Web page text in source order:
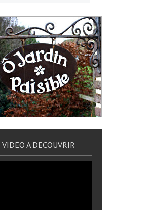
VIDEO A DECOUVRIR